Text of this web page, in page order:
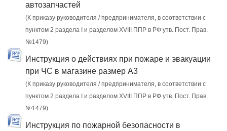
автозапчастей
(К приказу руководителя / предпринимателя, в соответствии с
пунктом 2 раздела I и разделом XVIII ППР в РФ утв. Пост. Прав.
№1479)
Инструкция о действиях при пожаре и эвакуации
при ЧС в магазине размер А3
(К приказу руководителя / предпринимателя, в соответствии с
пунктом 2 раздела I и разделом XVIII ППР в РФ утв. Пост. Прав.
№1479)
Инструкция по пожарной безопасности в